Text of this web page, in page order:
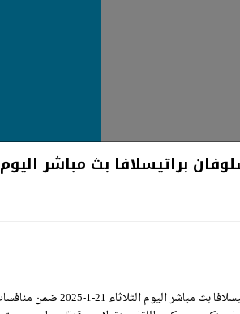
بث مباشر اليوم 21-1-2025 قمة استاد باسينكي